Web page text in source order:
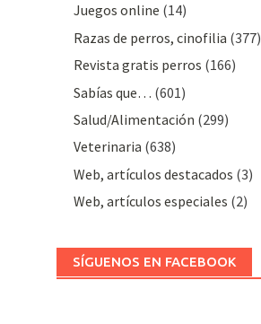
Juegos online (14)
Razas de perros, cinofilia (377)
Revista gratis perros (166)
Sabías que… (601)
Salud/Alimentación (299)
Veterinaria (638)
Web, artículos destacados (3)
Web, artículos especiales (2)
SÍGUENOS EN FACEBOOK